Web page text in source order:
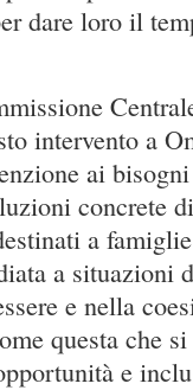
dare loro il
intervento a
ai
concrete
a
a situazioni
e nella
questa che
e